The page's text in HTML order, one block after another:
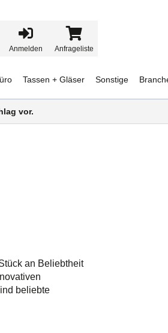
Tassen + Gläser Sonstige
Anmelden Anfrageliste
vor.
an Beliebtheit
beliebte